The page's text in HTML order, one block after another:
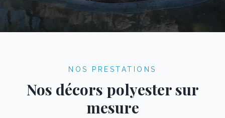
NOS PRESTATIONS
Nos décors polyester sur
mesure